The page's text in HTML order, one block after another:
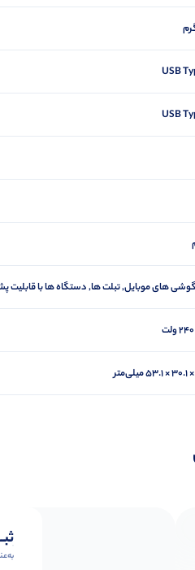
USB
USB
های موبایل, تبلت ها, دستگاه ها با قابلیت پشتیبانی از